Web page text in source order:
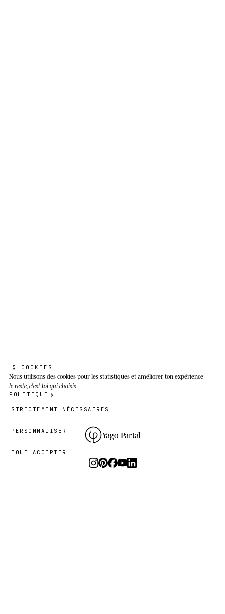
Yago Partal
§ COOKIES
Nous utilisons des cookiespour les statistiques et améliorer ton expérience —
le reste, c'est toi qui choisis.
POLITIQUE
STRICTEMENT NÉCESSAIRES
PERSONNALISER
TOUT ACCEPTER